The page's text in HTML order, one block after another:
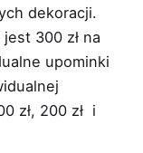
dekoracji.
300 zł na
upominki
zł, 200 zł i